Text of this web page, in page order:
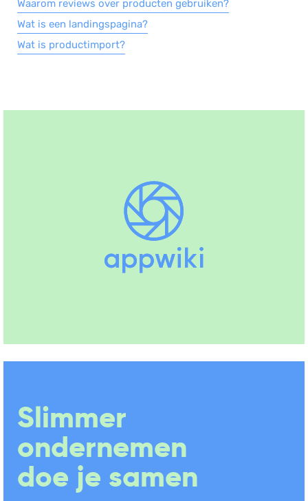
Waarom reviews over producten gebruiken?
Wat is een landingspagina?
Wat is productimport?
Slimmer
ondernemen
doe je samen